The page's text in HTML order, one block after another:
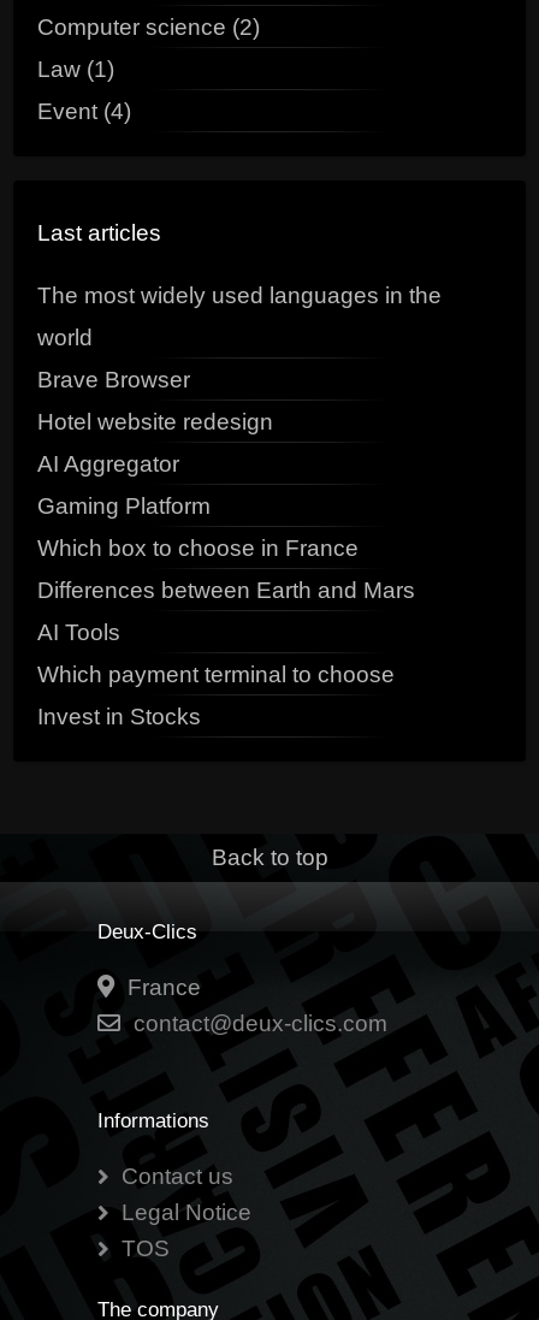
Computer science (2)
Law (1)
Event (4)
Last articles
The most widely used languages in the
world
Brave Browser
Hotel website redesign
AI Aggregator
Gaming Platform
Which box to choose in France
Differences between Earth and Mars
AI Tools
Which payment terminal to choose
Invest in Stocks
Back to top
Deux-Clics
France
contact@deux-clics.com
Informations
Contact us
Legal Notice
TOS
The company